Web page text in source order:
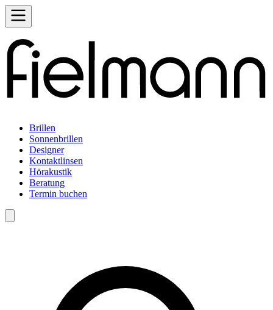
Brillen
Sonnenbrillen
Designer
Kontaktlinsen
Hörakustik
Beratung
Termin buchen